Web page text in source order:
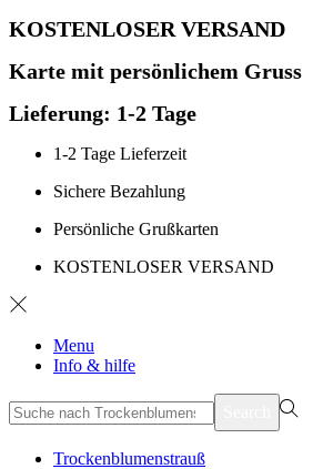
KOSTENLOSER VERSAND
Karte mit persönlichem Gruss
Lieferung: 1-2 Tage
1-2 Tage Lieferzeit
Sichere Bezahlung
Persönliche Grußkarten
KOSTENLOSER VERSAND
Menu
Info & hilfe
suchen
nach>
Trockenblumenstrauß